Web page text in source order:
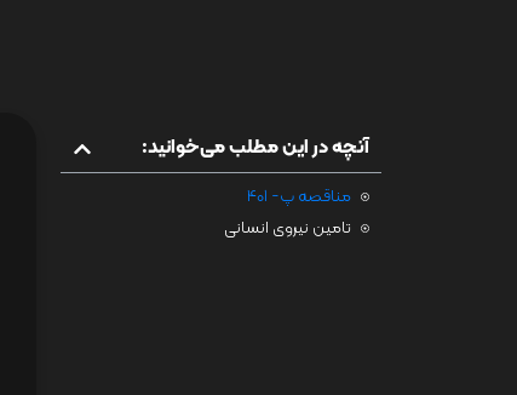
آنچه در این مطلب می‌خوانید:
مناقصه پ- 401
تامین نیروی انسانی